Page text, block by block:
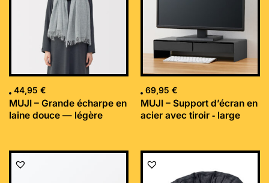
44,95 €
MUJI – Grande écharpe en
laine douce — légère
69,95 €
MUJI – Support d’écran en
acier avec tiroir ‐ large